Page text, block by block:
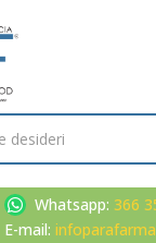
Whatsapp: 366
E-mail: